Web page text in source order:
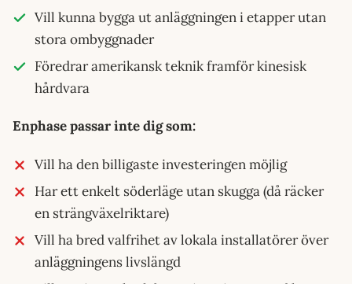
Vill kunna bygga ut anläggningen i etapper utan
stora ombyggnader
Föredrar amerikansk teknik framför kinesisk
hårdvara
Enphase passar inte dig som:
Vill ha den billigaste investeringen möjlig
Har ett enkelt söderläge utan skugga (då räcker
en strängväxelriktare)
Vill ha bred valfrihet av lokala installatörer över
anläggningens livslängd